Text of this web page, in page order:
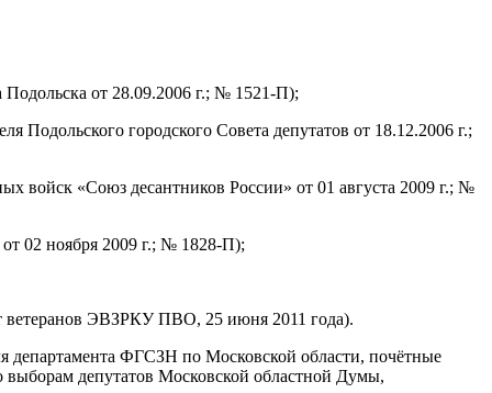
Подольска от 28.09.2006 г.; № 1521-П);
Подольского городского Совета депутатов от 18.12.2006 г.;
войск «Союз десантников России» от 01 августа 2009 г.; №
02 ноября 2009 г.; № 1828-П);
ветеранов ЭВЗРКУ ПВО, 25 июня 2011 года).
департамента ФГСЗН по Московской области, почётные
выборам депутатов Московской областной Думы,